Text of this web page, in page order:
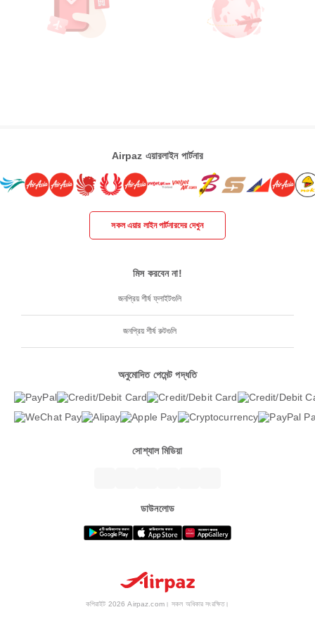
Airpaz এয়ারলাইন পার্টনার
সকল এয়ার লাইন পার্টনারদের দেখুন
মিস করবেন না!
জনপ্রিয় শীর্ষ ফ্লাইটগুলি
জনপ্রিয় শীর্ষ রুটগুলি
অনুমোদিত পেমেন্ট পদ্ধতি
সোশ্যাল মিডিয়া
ডাউনলোড
কপিরাইট 2026 Airpaz.com। সকল অধিকার সংরক্ষিত।